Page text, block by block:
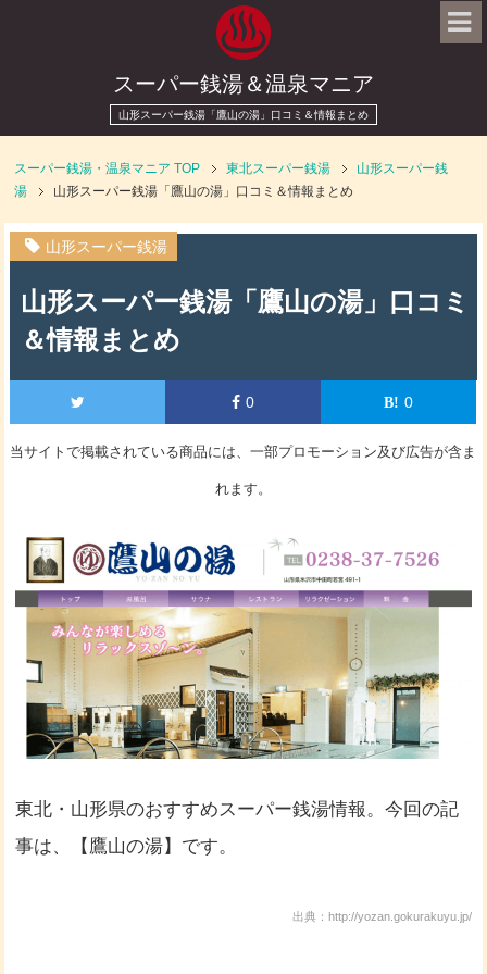
スーパー銭湯＆温泉マニア
山形スーパー銭湯「鷹山の湯」口コミ＆情報まとめ
スーパー銭湯・温泉マニア TOP 東北スーパー銭湯
山形スーパー銭
湯
山形スーパー銭湯「鷹山の湯」口コミ＆情報まとめ
山形スーパー銭湯
山形スーパー銭湯「鷹山の湯」口コミ
＆情報まとめ
0 0
当サイトで掲載されている商品には、一部プロモーション及び広告が含ま
れます。
東北・山形県のおすすめスーパー銭湯情報。今回の記
事は、【鷹山の湯】です。
出典：http://yozan.gokurakuyu.jp/